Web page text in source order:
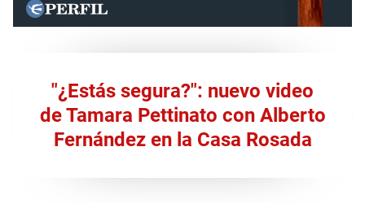
"¿Estás segura?": nuevo video
de Tamara Pettinato con Alberto
Fernández en la Casa Rosada